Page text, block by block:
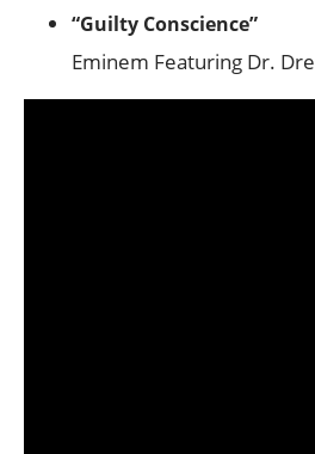
“Guilty Conscience”
Eminem Featuring Dr. Dre